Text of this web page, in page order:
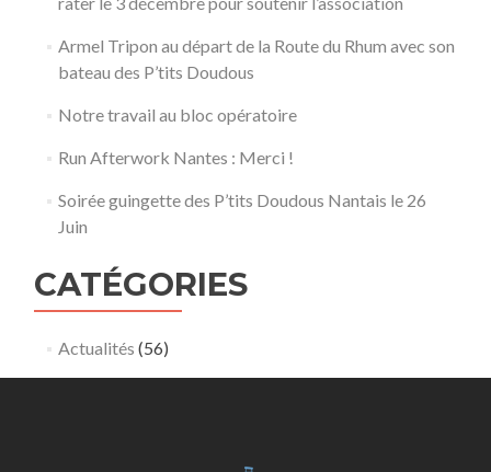
Armel Tripon au départ de la Route du Rhum avec son
bateau des P’tits Doudous
Notre travail au bloc opératoire
Run Afterwork Nantes : Merci !
Soirée guingette des P’tits Doudous Nantais le 26
Juin
CATÉGORIES
Actualités (56)